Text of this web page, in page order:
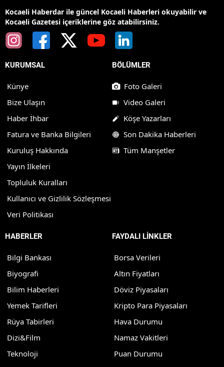
Kocaeli Haberdar ile güncel Kocaeli Haberleri okuyabilir ve
Kocaeli Gazetesi içeriklerine göz atabilirsiniz.
KURUMSAL
Künye
Bize Ulaşın
Haber İhbar
Fatura ve Banka Bilgileri
Kuruluş Hakkında
Yayın İlkeleri
Topluluk Kuralları
Kullanıcı ve Gizlilik Sözleşmesi
Veri Politikası
BÖLÜMLER
Foto Galeri
Video Galeri
Köşe Yazarları
Son Dakika Haberleri
Tüm Manşetler
HABERLER
Bilgi Bankası
Biyografi
Bilim Haberleri
Yemek Tarifleri
Rüya Tabirleri
Dizi&Film
Teknoloji
FAYDALI LİNKLER
Borsa Verileri
Altın Fiyatları
Döviz Piyasaları
Kripto Para Piyasaları
Hava Durumu
Namaz Vakitleri
Puan Durumu